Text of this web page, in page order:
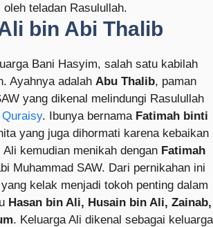
teladan Rasulullah.
bin Abi Thalib
Bani Hasyim, salah satu kabilah
Ayahnya adalah Abu Thalib, paman
yang dikenal melindungi Rasulullah
. Ibunya bernama Fatimah binti
yang juga dihormati karena kebaikan
kemudian menikah dengan Fatimah
Muhammad SAW. Dari pernikahan ini
kelak menjadi tokoh penting dalam
Hasan bin Ali, Husain bin Ali, Zainab,
. Keluarga Ali dikenal sebagai keluarga